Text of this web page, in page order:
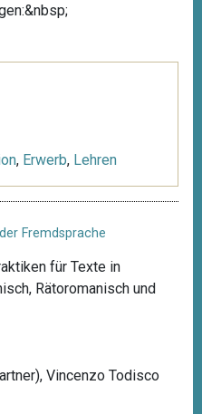
, Erwerb, Lehren
Fremdsprache
für Texte in
Rätoromanisch und
Vincenzo Todisco